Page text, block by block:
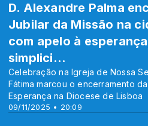
09/11/2025 • 20:09
D. Alexandre Palma
Jubilar da Missão na
com apelo à
simplici...
Celebração na Igreja de Nossa
Fátima marcou o encerramento
Esperança na Diocese de Lisboa